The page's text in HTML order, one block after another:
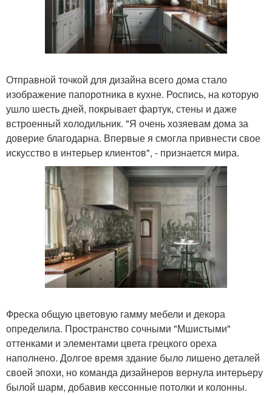
Отправной точкой для дизайна всего дома стало
изображение папоротника в кухне. Роспись, на которую
ушло шесть дней, покрывает фартук, стены и даже
встроенный холодильник. "Я очень хозяевам дома за
доверие благодарна. Впервые я смогла привнести свое
искусство в интерьер клиентов", - признается мира.
Фреска общую цветовую гамму мебели и декора
определила. Пространство сочными "Мшистыми"
оттенками и элементами цвета грецкого ореха
наполнено. Долгое время здание было лишено деталей
своей эпохи, но команда дизайнеров вернула интерьеру
былой шарм, добавив кессонные потолки и колонны.